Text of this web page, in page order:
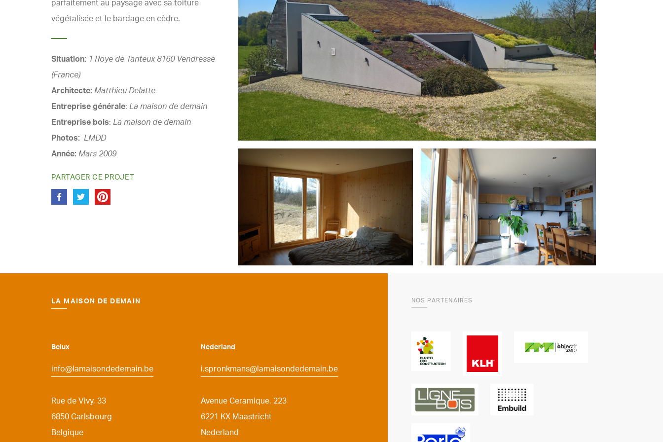
parfaitement au paysage avec sa toiture
végétalisée et le bardage en cèdre.
Situation: 1 Roye de Tanteux 8160 Vendresse
(France)
Architecte: Matthieu Delatte
Entreprise générale: La maison de demain
Entreprise bois: La maison de demain
Photos: LMDD
Année: Mars 2009
PARTAGER CE PROJET
LA MAISON DE DEMAIN
Belux
info@lamaisondedemain.be
Rue de Vivy, 33
6850 Carlsbourg
Belgique
Nederland
i.spronkmans@lamaisondedemain.be
Avenue Ceramique, 223
6221 KX Maastricht
Nederland
NOS PARTENAIRES